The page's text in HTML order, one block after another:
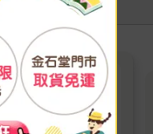
】敗給性
伴，初體驗